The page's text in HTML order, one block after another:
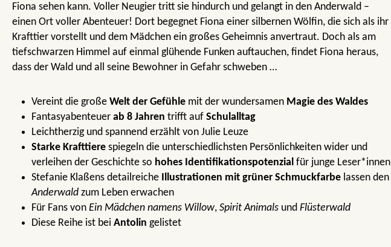
Fiona sehen kann. Voller Neugier tritt sie hindurch und gelangt in den Anderwald –
einen Ort voller Abenteuer! Dort begegnet Fiona einer silbernen Wölfin, die sich als ihr
Krafttier vorstellt und dem Mädchen ein großes Geheimnis anvertraut. Doch als am
tiefschwarzen Himmel auf einmal glühende Funken auftauchen, findet Fiona heraus,
dass der Wald und all seine Bewohner in Gefahr schweben …
Vereint die große Welt der Gefühle mit der wundersamen Magie des Waldes
Fantasyabenteuer ab 8 Jahren trifft auf Schulalltag
Leichtherzig und spannend erzählt von Julie Leuze
Starke Krafttiere spiegeln die unterschiedlichsten Persönlichkeiten wider und
verleihen der Geschichte so hohes Identifikationspotenzial für junge Leser*innen
Stefanie Klaßens detailreiche Illustrationen mit grüner Schmuckfarbe lassen den
Anderwald zum Leben erwachen
Für Fans von Ein Mädchen namens Willow, Spirit Animals und Flüsterwald
Diese Reihe ist bei Antolin gelistet